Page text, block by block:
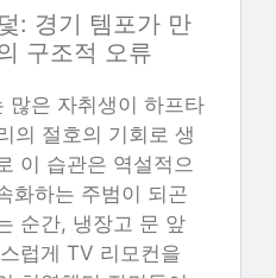
: 경기 템포가 만
구조적 오류
많은 자취생이 하프타
의 절호의 기회로 생
이 습관은 역설적으
화하는 주범이 되곤
순간, 냉장고 문 앞
럽게 TV 리모컨을